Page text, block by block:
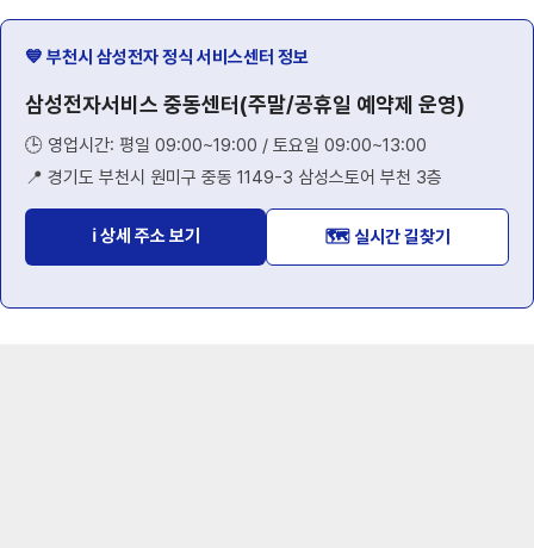
💙 부천시 삼성전자 정식 서비스센터 정보
삼성전자서비스 중동센터(주말/공휴일 예약제 운영)
🕒 영업시간: 평일 09:00~19:00 / 토요일 09:00~13:00
📍 경기도 부천시 원미구 중동 1149-3 삼성스토어 부천 3층
ℹ️ 상세 주소 보기 🗺️ 실시간 길찾기